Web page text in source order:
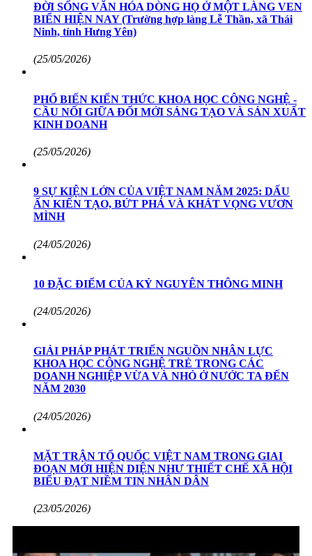
ĐỜI SỐNG VĂN HÓA DÒNG HỌ Ở MỘT LÀNG VEN
BIỂN HIỆN NAY (Trường hợp làng Lễ Thần, xã Thái
Ninh, tỉnh Hưng Yên)
(25/05/2026)
PHỔ BIẾN KIẾN THỨC KHOA HỌC CÔNG NGHỆ -
CẦU NỐI GIỮA ĐỔI MỚI SÁNG TẠO VÀ SẢN XUẤT
KINH DOANH
(25/05/2026)
9 SỰ KIỆN LỚN CỦA VIỆT NAM NĂM 2025: DẤU
ẤN KIẾN TẠO, BỨT PHÁ VÀ KHÁT VỌNG VƯƠN
MÌNH
(24/05/2026)
10 ĐẶC ĐIỂM CỦA KỶ NGUYÊN THÔNG MINH
(24/05/2026)
GIẢI PHÁP PHÁT TRIỂN NGUỒN NHÂN LỰC
KHOA HỌC CÔNG NGHỆ TRẺ TRONG CÁC
DOANH NGHIỆP VỪA VÀ NHỎ Ở NƯỚC TA ĐẾN
NĂM 2030
(24/05/2026)
MẶT TRẬN TỔ QUỐC VIỆT NAM TRONG GIAI
ĐOẠN MỚI HIỆN DIỆN NHƯ THIẾT CHẾ XÃ HỘI
BIỂU ĐẠT NIỀM TIN NHÂN DÂN
(23/05/2026)